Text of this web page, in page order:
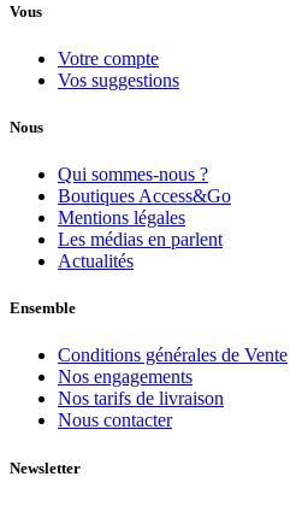
Vous
Votre compte
Vos suggestions
Nous
Qui sommes-nous ?
Boutiques Access&Go
Mentions légales
Les médias en parlent
Actualités
Ensemble
Conditions générales de Vente
Nos engagements
Nos tarifs de livraison
Nous contacter
Newsletter